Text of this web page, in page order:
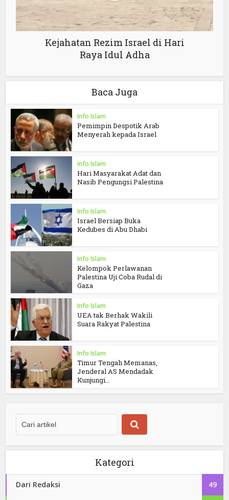
Kejahatan Rezim Israel di Hari
Raya Idul Adha
Baca Juga
Info Islam
Pemimpin Despotik Arab
Menyerah kepada Israel
Info Islam
Hari Masyarakat Adat dan
Nasib Pengungsi Palestina
Info Islam
Israel Bersiap Buka
Kedubes di Abu Dhabi
Info Islam
Kelompok Perlawanan
Palestina Uji Coba Rudal di
Gaza
Info Islam
UEA tak Berhak Wakili
Suara Rakyat Palestina
Info Islam
Timur Tengah Memanas,
Jenderal AS Mendadak
Kunjungi...
Kategori
Dari Redaksi 49